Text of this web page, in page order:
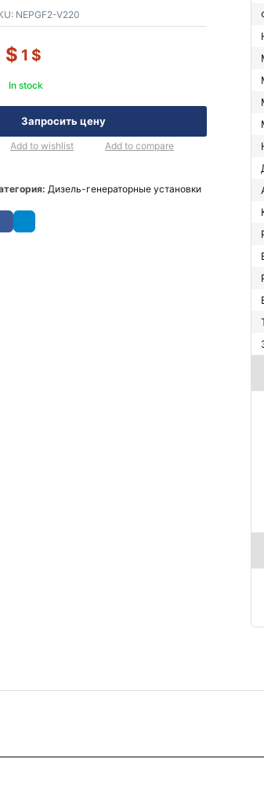
NEPGF2-V220
$ 1 $
In stock
Запросить цену
Add to wishlist Add to compare
Дизель-генераторные установки